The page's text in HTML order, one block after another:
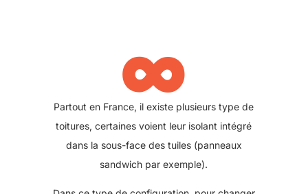
∞
L'isolation des combles est une de nos
spécialités. Nous dispersons de la ouate de
cellulose ou de la laine, on appelle ça l'isolation